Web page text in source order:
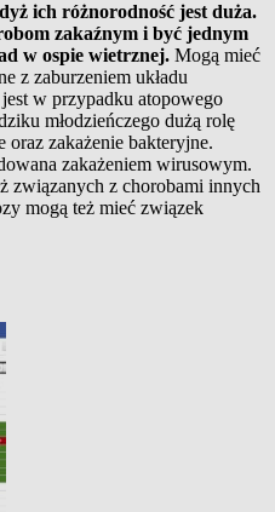
ich różnorodność jest duża.
zakaźnym i być jednym
w ospie wietrznej. Mogą mieć
z zaburzeniem układu
w przypadku atopowego
młodzieńczego dużą rolę
oraz zakażenie bakteryjne.
zakażeniem wirusowym.
związanych z chorobami innych
mogą też mieć związek